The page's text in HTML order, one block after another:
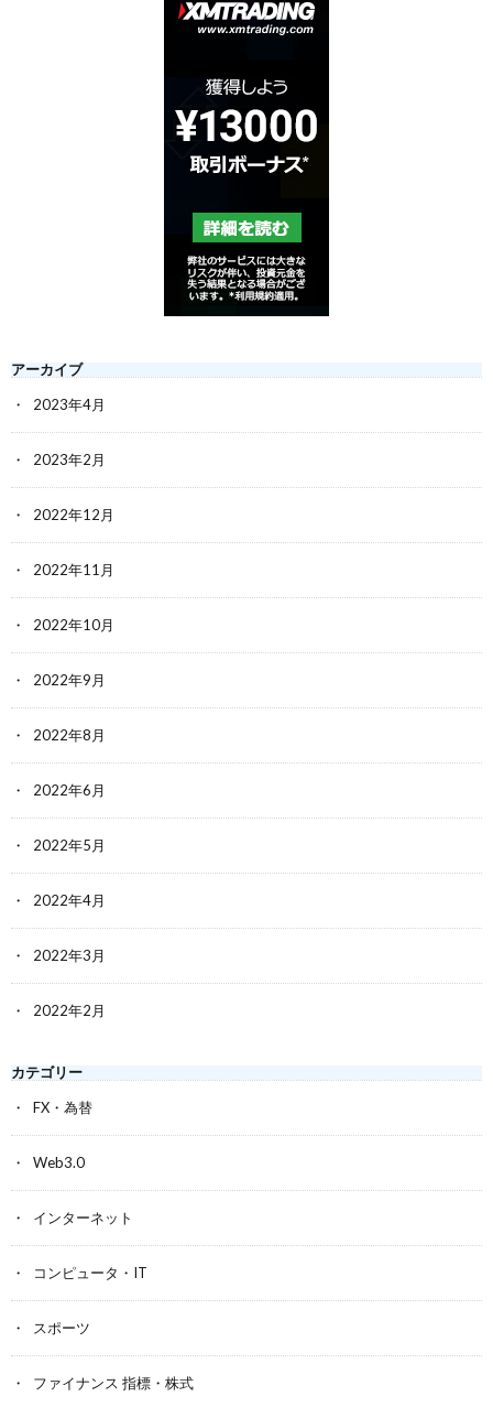
アーカイブ
2023年4月
2023年2月
2022年12月
2022年11月
2022年10月
2022年9月
2022年8月
2022年6月
2022年5月
2022年4月
2022年3月
2022年2月
カテゴリー
FX・為替
Web3.0
インターネット
コンピュータ・IT
スポーツ
ファイナンス 指標・株式